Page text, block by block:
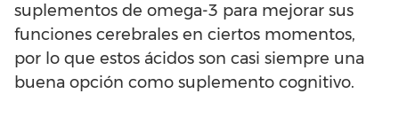
suplementos de omega-3 para mejorar sus
funciones cerebrales en ciertos momentos,
por lo que estos ácidos son casi siempre una
buena opción como suplemento cognitivo.